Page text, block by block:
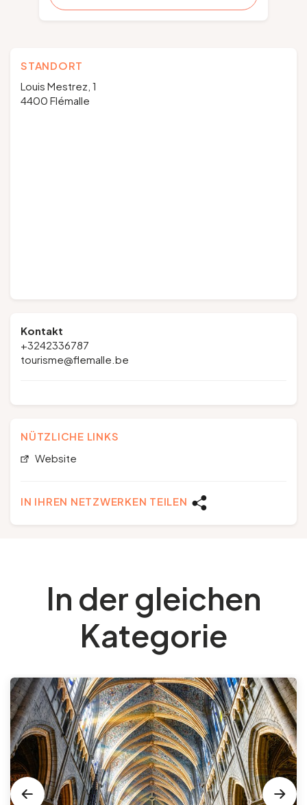
STANDORT
Louis Mestrez, 1
4400 Flémalle
Kontakt
+3242336787
tourisme@flemalle.be
NÜTZLICHE LINKS
Website
IN IHREN NETZWERKEN TEILEN
In der gleichen
Kategorie